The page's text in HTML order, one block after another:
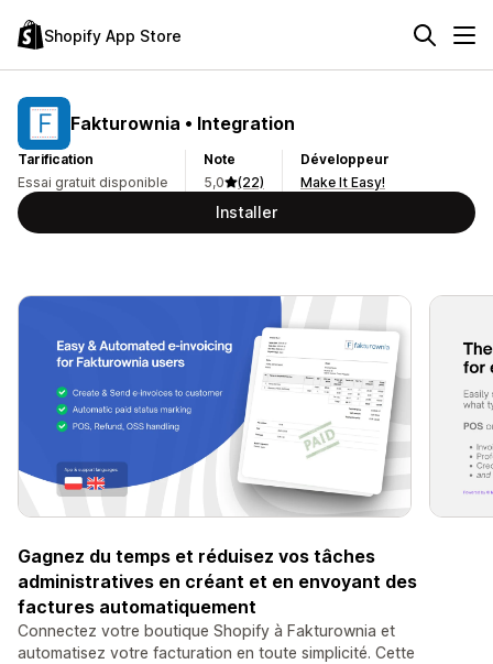
Shopify App Store
Fakturownia • Integration
Tarification
Essai gratuit disponible
Note
5,0
(22)
Développeur
Make It Easy!
Installer
Gagnez du temps et réduisez vos tâches
administratives en créant et en envoyant des
factures automatiquement
Connectez votre boutique Shopify à Fakturownia et
automatisez votre facturation en toute simplicité. Cette